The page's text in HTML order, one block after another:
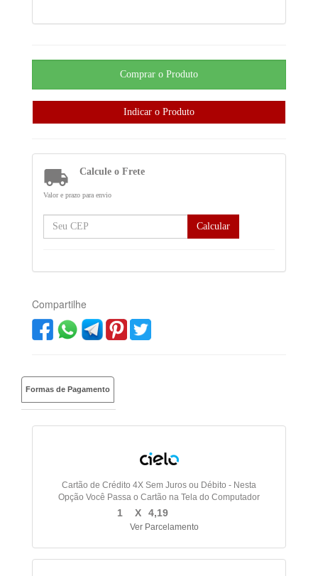
 Calcule o Frete
Valor e prazo para envio
Calcular
Compartilhe
Formas de Pagamento
Cartão de Crédito 4X Sem Juros ou Débito - Nesta
Opção Você Passa o Cartão na Tela do Computador
1 X 4,19
Ver Parcelamento